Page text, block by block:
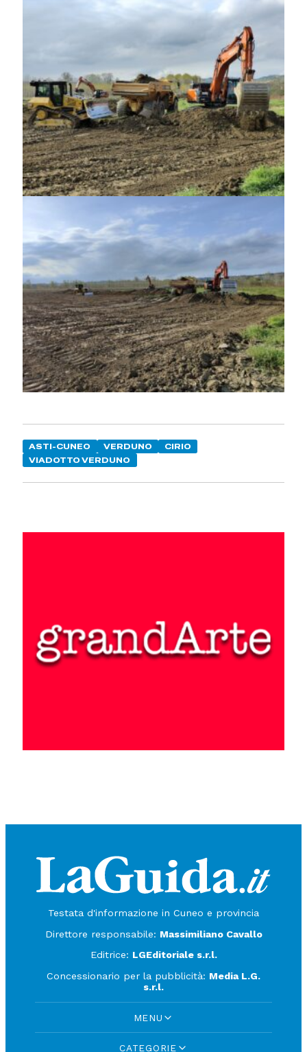
ASTI-CUNEO VERDUNO
CIRIO
VIADOTTO VERDUNO
Testata d'informazione in Cuneo e provincia
Direttore responsabile: Massimiliano Cavallo
Editrice: LGEditoriale s.r.l.
Concessionario per la pubblicità: Media L.G.
s.r.l.
MENU
CATEGORIE